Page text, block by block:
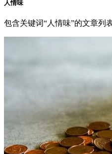
人情味
包含关键词“人情味”的文章列